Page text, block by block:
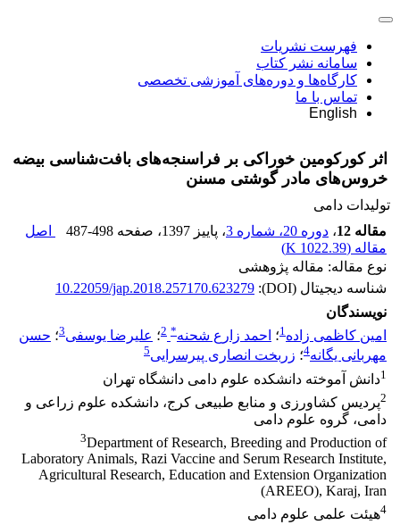
فهرست نشریات
سامانه نشر کتاب
کارگاه‌ها و دوره‌های آموزشی تخصصی
تماس با ما
English
اثر کورکومین خوراکی بر فراسنجه‌های بافت‌شناسی بیضه
خروس‌های مادر گوشتی مسنن
تولیدات دامی
مقاله 12
، دوره 20، شماره 3 ، پاییز 1397 ، صفحه 487-498
اصل
مقاله (1022.39 K
)
نوع مقاله: مقاله پژوهشی
شناسه دیجیتال (DOI):
10.22059/jap.2018.257170.623279
نویسندگان
امین کاظمی زاده1؛ احمد زارع شحنه*
2؛ علیرضا یوسفی3؛ حسن
مهربانی یگانه4؛ زربخت انصاری پیرسرایی5
1دانش آموخته دانشکده علوم دامی دانشگاه تهران
2پردیس کشاورزی و منابع طبیعی کرج، دانشکده علوم زراعی و
دامی، گروه علوم دامی
3Department of Research, Breeding and Production of
Laboratory Animals, Razi Vaccine and Serum Research Institute,
Agricultural Research, Education and Extension Organization
(AREEO), Karaj, Iran
4هیئت علمی علوم دامی